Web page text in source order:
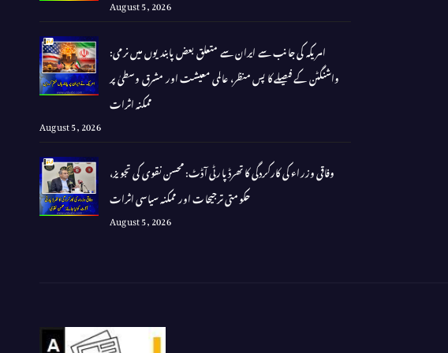
امریکہ کی جانب سے ایران سے متعلق بعض پابندیوں میں نرمی:
واشنگٹن کے فیصلے کا پس منظر، عالمی معیشت اور مشرق وسطیٰ پر
ممکنہ اثرات
August 5, 2026
وفاقی وزراء کی کارکردگی کا تھرڈ پارٹی آڈٹ: محسن نقوی کی تجویز،
حکومتی ترجیحات اور ممکنہ سیاسی اثرات
August 5, 2026